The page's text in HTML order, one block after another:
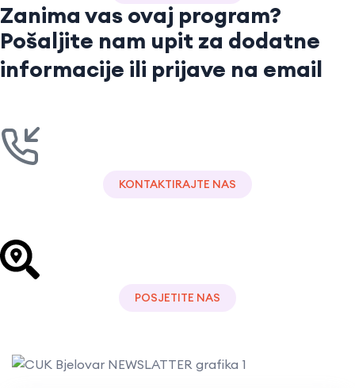
Zanima vas ovaj program?
Pošaljite nam upit za dodatne
informacije ili prijave na email
KONTAKTIRAJTE NAS
POSJETITE NAS